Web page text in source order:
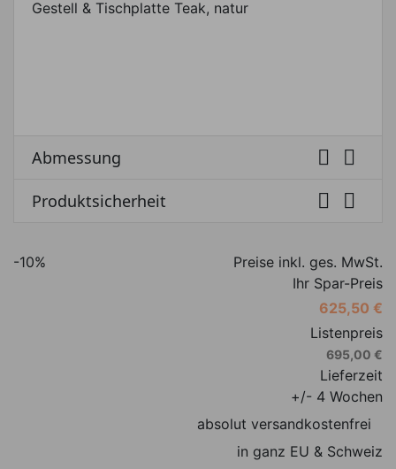
Gestell & Tischplatte Teak, natur
Abmessung  
Produktsicherheit  
-10%
Preise inkl. ges. MwSt.
Ihr Spar-Preis
625,50 €
Listenpreis
695,00 €
Lieferzeit
+/- 4 Wochen
absolut versandkostenfrei
in ganz EU & Schweiz